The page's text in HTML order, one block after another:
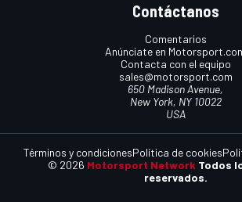
Contáctanos
Comentarios
Anúnciate en
Contacta con el equipo
sales@motorsport.com
650 Madison Avenue,
New York, NY 10022
USA
© 2026 Motorsport Network Todos
reservados.
Términos y condicionesPolítica de cookies